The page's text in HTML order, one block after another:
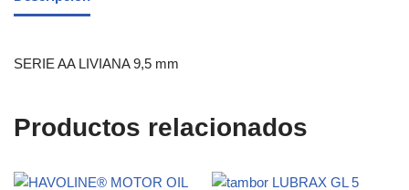
SERIE AA LIVIANA 9,5 mm
Productos relacionados